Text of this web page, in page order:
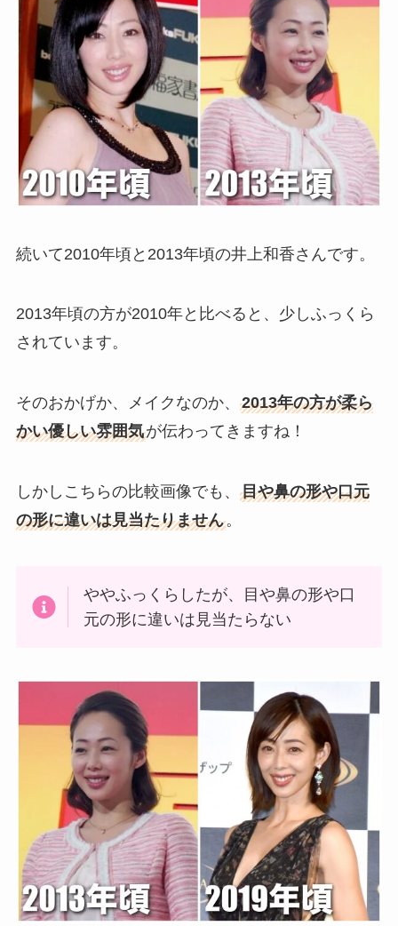
続いて2010年頃と2013年頃の井上和香さんです。
2013年頃の方が2010年と比べると、少しふっくら
されています。
そのおかげか、メイクなのか、 2013年の方が柔ら
かい優しい雰囲気が伝わってきますね！
しかしこちらの比較画像でも、 目や鼻の形や口元
の形に違いは見当たりません。
ややふっくらしたが、目や鼻の形や口
元の形に違いは見当たらない